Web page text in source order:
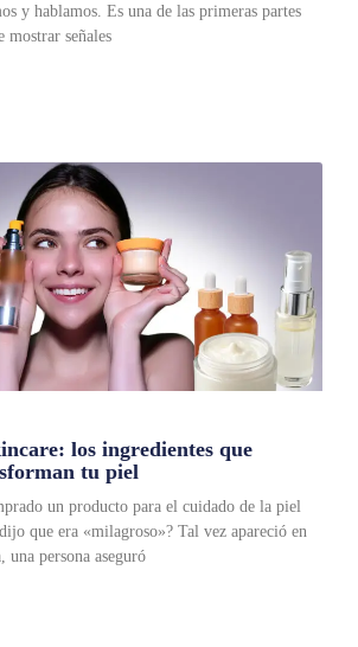
y hablamos. Es una de las primeras partes
mostrar señales
los ingredientes que
tu piel
un producto para el cuidado de la piel
que era «milagroso»? Tal vez apareció en
persona aseguró